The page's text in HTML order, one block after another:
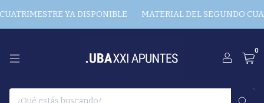
YA DISPONIBLE MATERIAL DEL SEGUNDO
0